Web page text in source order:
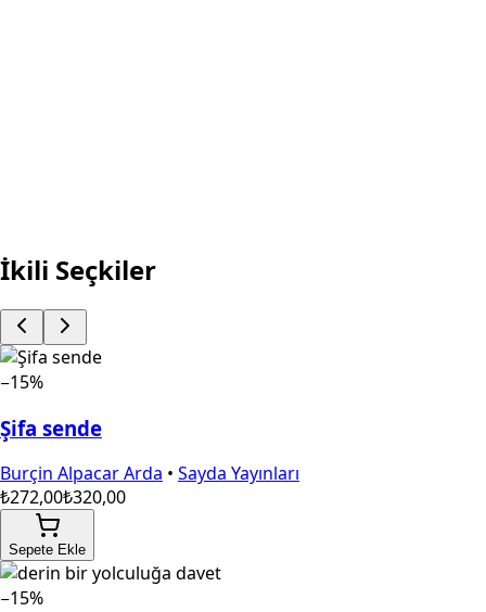
İkili Seçkiler
−15%
Şifa sende
Burçin Alpacar Arda • Sayda Yayınları
₺272,00₺320,00
Sepete Ekle
−15%